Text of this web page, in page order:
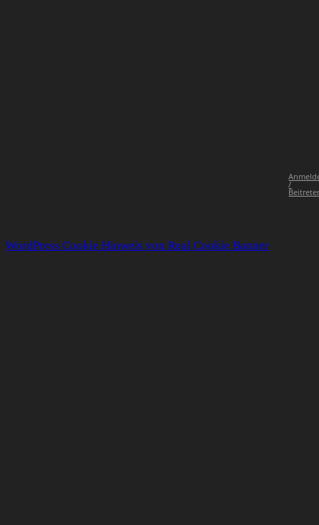
/
WordPress Cookie Hinweis von Real Cookie Banner